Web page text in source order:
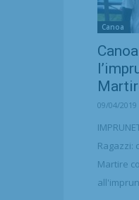
Canoa
09/04/2019
Ragazzi:
Martire